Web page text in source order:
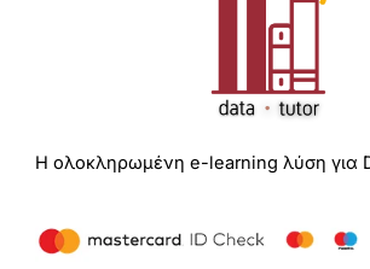
Η ολοκληρωμένη e-learning λύση για